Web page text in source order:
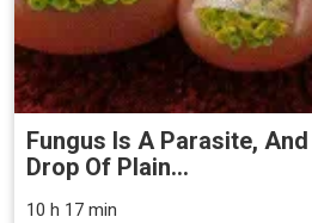
Fungus Is A Parasite,
Drop Of Plain...
10 h 17 min